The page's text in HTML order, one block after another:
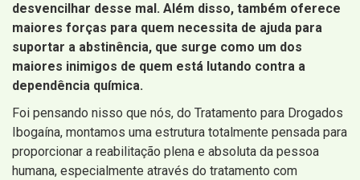
desvencilhar desse mal. Além disso, também oferece
maiores forças para quem necessita de ajuda para
suportar a abstinência, que surge como um dos
maiores inimigos de quem está lutando contra a
dependência química.
Foi pensando nisso que nós, do Tratamento para Drogados
Ibogaína, montamos uma estrutura totalmente pensada para
proporcionar a reabilitação plena e absoluta da pessoa
humana, especialmente através do tratamento com